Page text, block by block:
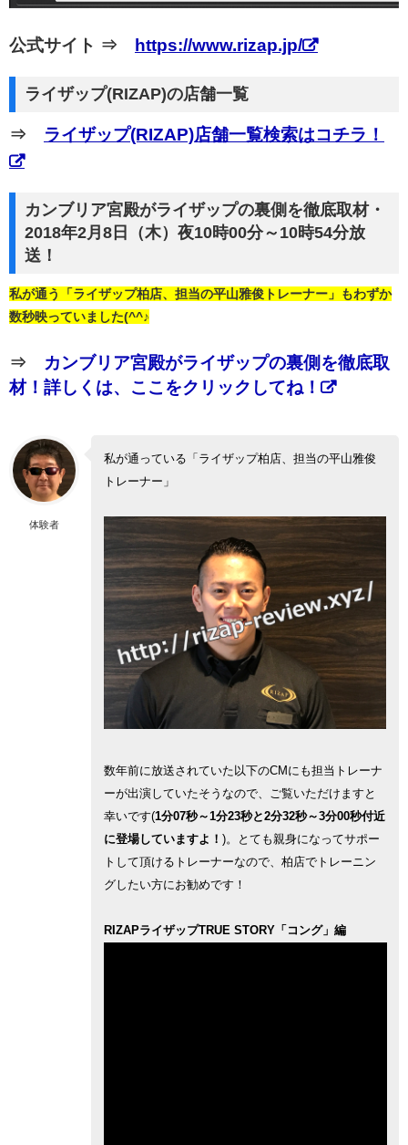
公式サイト ⇒ https://www.rizap.jp/
ライザップ(RIZAP)の店舗一覧
⇒ ライザップ(RIZAP)店舗一覧検索はコチラ！
カンブリア宮殿がライザップの裏側を徹底取材・
2018年2月8日（木）夜10時00分～10時54分放
送！
私が通う「ライザップ柏店、担当の平山雅俊トレーナー」もわずか
数秒映っていました(^^♪
⇒ カンブリア宮殿がライザップの裏側を徹底取
材！詳しくは、ここをクリックしてね！
体験者
私が通っている「ライザップ柏店、担当の平山雅俊
トレーナー」
数年前に放送されていた以下のCMにも担当トレーナ
ーが出演していたそうなので、ご覧いただけますと
幸いです(1分07秒～1分23秒と2分32秒～3分00秒付近
に登場していますよ！ )。とても親身になってサポー
トして頂けるトレーナーなので、柏店でトレーニン
グしたい方にお勧めです！
RIZAPライザップTRUE STORY「コング」編